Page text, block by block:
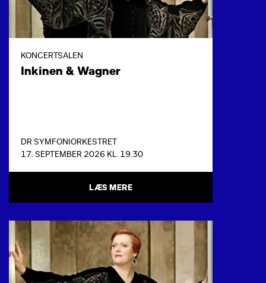
KONCERTSALEN
Inkinen & Wagner
DR SYMFONIORKESTRET
17. SEPTEMBER 2026 KL. 19.30
LÆS MERE